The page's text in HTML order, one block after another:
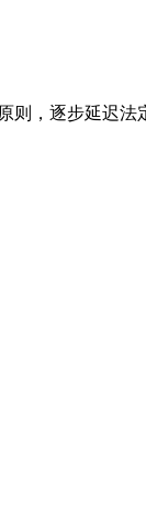
则，逐步延迟法